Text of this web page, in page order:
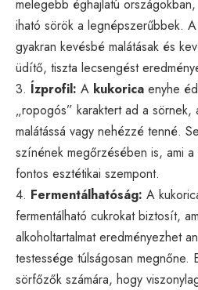
melegebb éghajlatú
iható sörök a legnépszerűbbek.
gyakran kevésbé malátásak és
üdítő, tiszta lecsengést
3. Ízprofil: A kukorica enyhe
„ropogós” karaktert ad a sörnek,
malátássá vagy nehézzé tenné.
színének megőrzésében is, ami
fontos esztétikai szempont.
4. Fermentálhatóság: A
fermentálható cukrokat biztosít,
alkoholtartalmat eredményezhet
testessége túlságosan megnőne.
sörfőzők számára, hogy